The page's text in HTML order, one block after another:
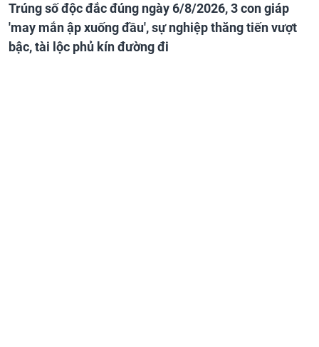
Trúng số độc đắc đúng ngày 6/8/2026, 3 con giáp
'may mắn ập xuống đầu', sự nghiệp thăng tiến vượt
bậc, tài lộc phủ kín đường đi